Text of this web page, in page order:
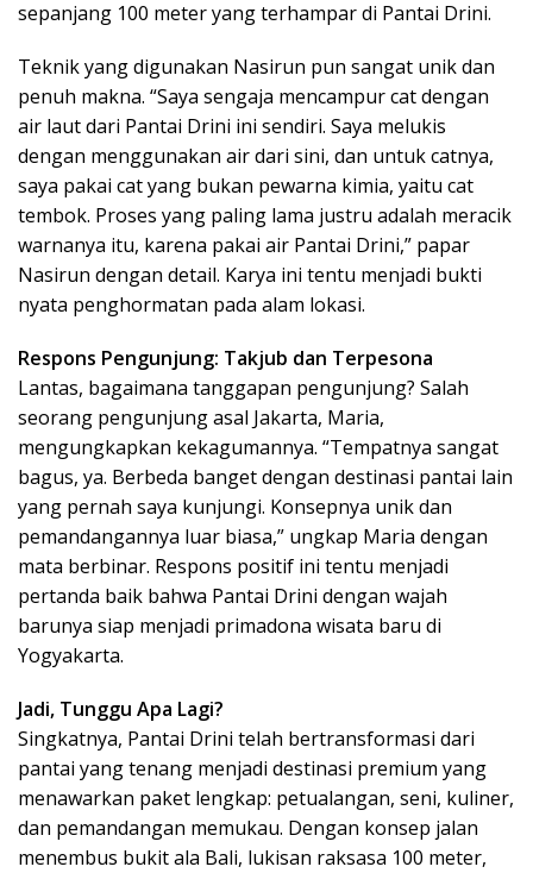
sepanjang 100 meter yang terhampar di Pantai Drini.
Teknik yang digunakan Nasirun pun sangat unik dan
penuh makna. “Saya sengaja mencampur cat dengan
air laut dari Pantai Drini ini sendiri. Saya melukis
dengan menggunakan air dari sini, dan untuk catnya,
saya pakai cat yang bukan pewarna kimia, yaitu cat
tembok. Proses yang paling lama justru adalah meracik
warnanya itu, karena pakai air Pantai Drini,” papar
Nasirun dengan detail. Karya ini tentu menjadi bukti
nyata penghormatan pada alam lokasi.
Respons Pengunjung: Takjub dan Terpesona
Lantas, bagaimana tanggapan pengunjung? Salah
seorang pengunjung asal Jakarta, Maria,
mengungkapkan kekagumannya. “Tempatnya sangat
bagus, ya. Berbeda banget dengan destinasi pantai lain
yang pernah saya kunjungi. Konsepnya unik dan
pemandangannya luar biasa,” ungkap Maria dengan
mata berbinar. Respons positif ini tentu menjadi
pertanda baik bahwa Pantai Drini dengan wajah
barunya siap menjadi primadona wisata baru di
Yogyakarta.
Jadi, Tunggu Apa Lagi?
Singkatnya, Pantai Drini telah bertransformasi dari
pantai yang tenang menjadi destinasi premium yang
menawarkan paket lengkap: petualangan, seni, kuliner,
dan pemandangan memukau. Dengan konsep jalan
menembus bukit ala Bali, lukisan raksasa 100 meter,